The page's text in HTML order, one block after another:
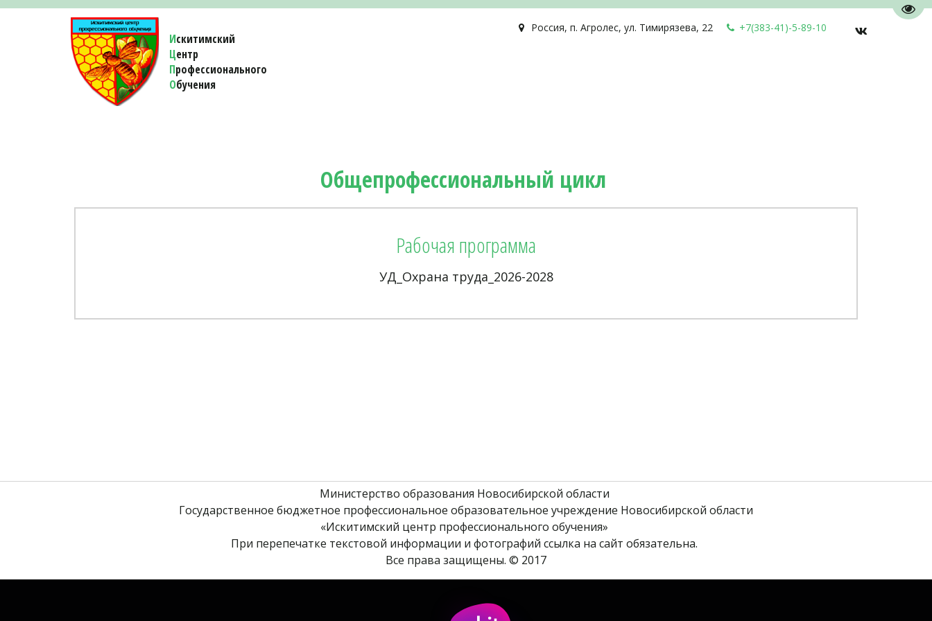
Искитимский
Центр
Профессионального
Обучения
+7(383-41)-5-89-10
Россия, п. Агролес, ул. Тимирязева, 22
Общепрофессиональный цикл
Рабочая программа
УД_Охрана труда_2026-2028
Министерство образования Новосибирской области
Государственное бюджетное профессиональное образовательное учреждение Новосибирской области
«Искитимский центр профессионального обучения»
При перепечатке текстовой информации и фотографий ссылка на сайт обязательна.
Все права защищены. © 2017